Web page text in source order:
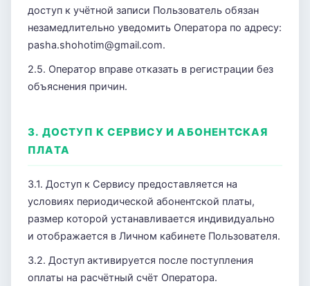
доступ к учётной записи Пользователь обязан
незамедлительно уведомить Оператора по адресу:
pasha.shohotim@gmail.com.
2.5. Оператор вправе отказать в регистрации без
объяснения причин.
3. ДОСТУП К СЕРВИСУ И АБОНЕНТСКАЯ
ПЛАТА
3.1. Доступ к Сервису предоставляется на
условиях периодической абонентской платы,
размер которой устанавливается индивидуально
и отображается в Личном кабинете Пользователя.
3.2. Доступ активируется после поступления
оплаты на расчётный счёт Оператора.